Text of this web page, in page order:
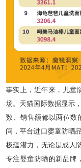
事实上，近年来，儿童
场。天猫国际数据显示
数、销售额都以两位数
间，平台进口婴童防晒
极蕴潜力，无论是成人
专注婴童防晒的新品牌